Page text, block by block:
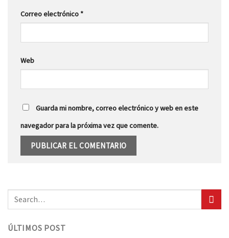
Correo electrónico *
Web
Guarda mi nombre, correo electrónico y web en este
navegador para la próxima vez que comente.
ÚLTIMOS POST